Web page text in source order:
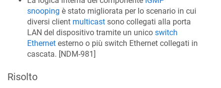
snooping è stato migliorata per lo scenario in cui
diversi client multicast sono collegati alla porta
LAN del dispositivo tramite un unico switch
Ethernet esterno o più switch Ethernet collegati in
cascata. [NDM-981]
Risolto